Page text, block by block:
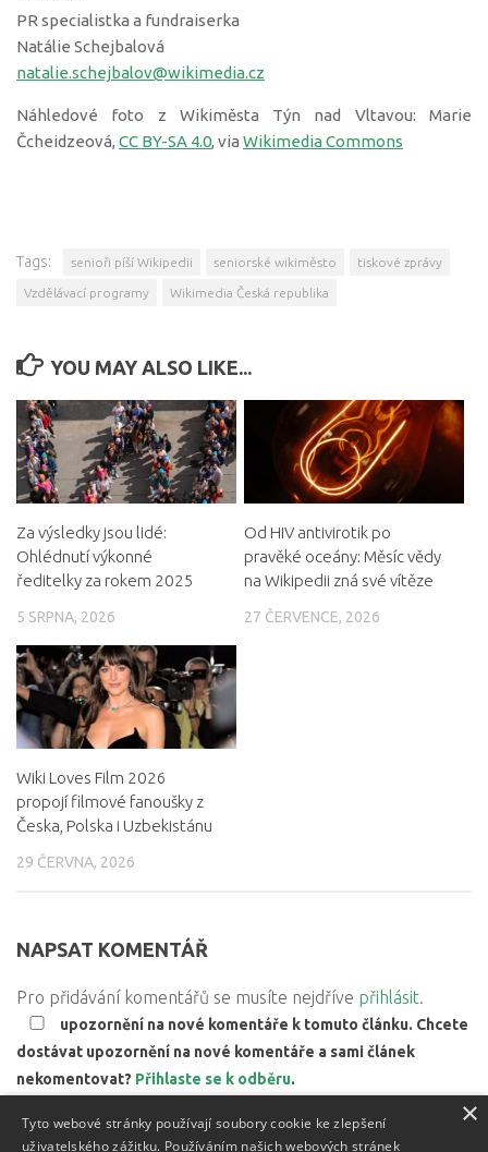
PR specialistka a fundraiserka
Natálie Schejbalová
natalie.schejbalov@wikimedia.cz
Náhledové foto z Wikiměsta Týn nad Vltavou: Marie
Čcheidzeová, CC BY-SA 4.0, via Wikimedia Commons
Tags: senioři píší Wikipedii seniorské wikiměsto tiskové zprávy
Vzdělávací programy Wikimedia Česká republika
YOU MAY ALSO LIKE...
Za výsledky jsou lidé:
Ohlédnutí výkonné
ředitelky za rokem 2025
5 SRPNA, 2026
Od HIV antivirotik po
pravěké oceány: Měsíc vědy
na Wikipedii zná své vítěze
27 ČERVENCE, 2026
Wiki Loves Film 2026
propojí filmové fanoušky z
Česka, Polska i Uzbekistánu
29 ČERVNA, 2026
NAPSAT KOMENTÁŘ
Pro přidávání komentářů se musíte nejdříve přihlásit.
upozornění na nové komentáře k tomuto článku. Chcete
dostávat upozornění na nové komentáře a sami článek
nekomentovat? Přihlaste se k odběru.
Zjistěte,
jak jsou zpracovávány údaje z komentářů.
×
Tyto webové stránky používají soubory cookie ke zlepšení
uživatelského zážitku. Používáním našich webových stránek